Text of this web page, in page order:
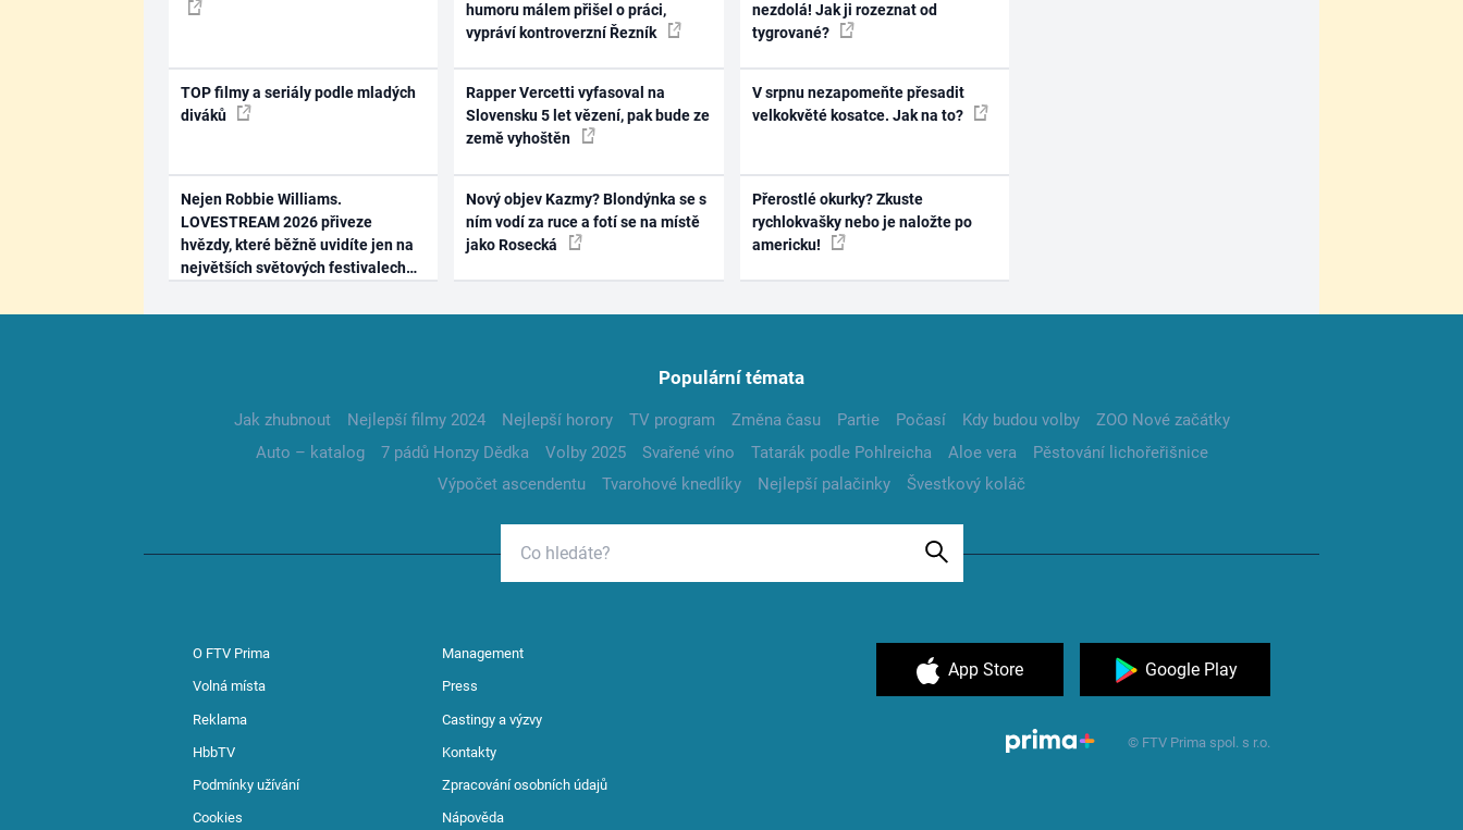
TOP filmy a seriály podle mladých
diváků
Nejen Robbie Williams.
LOVESTREAM 2026 přiveze
hvězdy, které běžně uvidíte jen na
největších světových festivalech
humoru málem přišel o práci,
vypráví kontroverzní Řezník
Rapper Vercetti vyfasoval na
Slovensku 5 let vězení, pak bude ze
země vyhoštěn
Nový objev Kazmy? Blondýnka se s
ním vodí za ruce a fotí se na místě
jako Rosecká
nezdolá! Jak ji rozeznat od
tygrované?
V srpnu nezapomeňte přesadit
velkokvěté kosatce. Jak na to?
Přerostlé okurky? Zkuste
rychlokvašky nebo je naložte po
americku!
Populární témata
Jak zhubnout Nejlepší filmy 2024 Nejlepší horory TV program Změna času Partie Počasí Kdy budou volby
ZOO Nové začátky
Auto – katalog
7 pádů Honzy Dědka Volby 2025 Svařené víno Tatarák podle Pohlreicha Aloe vera
Pěstování lichořeřišnice
Výpočet ascendentu
Tvarohové knedlíky Nejlepší palačinky Švestkový koláč
O FTV Prima Management
Volná místa Press
Reklama Castingy a výzvy
HbbTV Kontakty
Podmínky užívání Zpracování osobních údajů
Cookies Nápověda
App Store Google Play
© FTV Prima spol. s r.o.